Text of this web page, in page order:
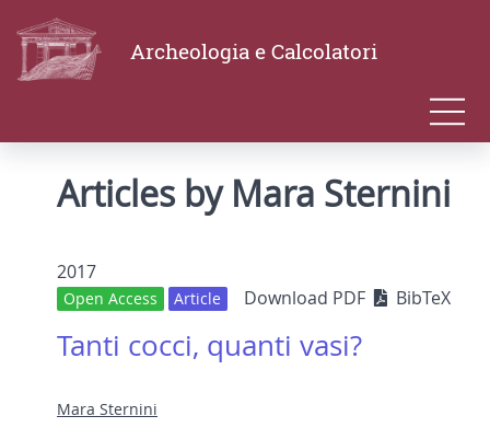
Archeologia e Calcolatori
Articles by Mara Sternini
2017
Open Access Article Download PDF BibTeX
Tanti cocci, quanti vasi?
Mara Sternini